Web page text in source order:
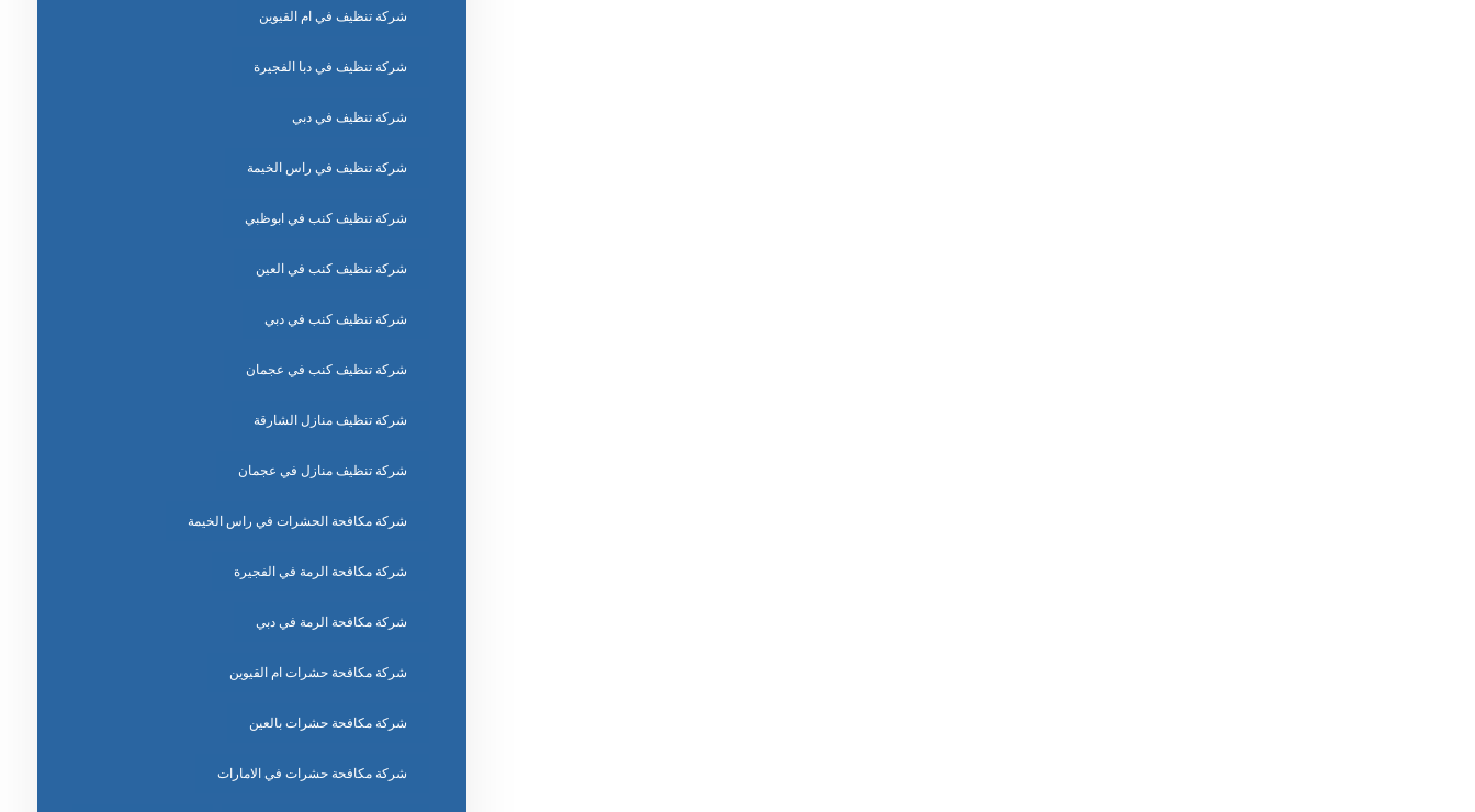
شركة تنظيف في ام القيوين
شركة تنظيف في دبا الفجيرة
شركة تنظيف في دبي
شركة تنظيف في راس الخيمة
شركة تنظيف كنب في ابوظبي
شركة تنظيف كنب في العين
شركة تنظيف كنب في دبي
شركة تنظيف كنب في عجمان
شركة تنظيف منازل الشارقة
شركة تنظيف منازل في عجمان
شركة مكافحة الحشرات في راس الخيمة
شركة مكافحة الرمة في الفجيرة
شركة مكافحة الرمة في دبي
شركة مكافحة حشرات ام القيوين
شركة مكافحة حشرات بالعين
شركة مكافحة حشرات في الامارات